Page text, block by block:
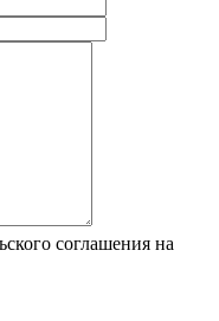
соглашения на